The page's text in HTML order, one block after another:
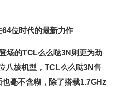
位时代的最新力作
的TCL么么哒3N则更为劲
八核机型， TCL么么哒3N售
毫不含糊，除了搭载1.7GHz